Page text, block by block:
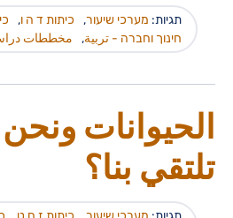
תגיות: מערכי שיעור, כיתות ד ה ו,
חינוך וחברה - تربية, مخططات
الحيوانات
تلتقي بنا؟